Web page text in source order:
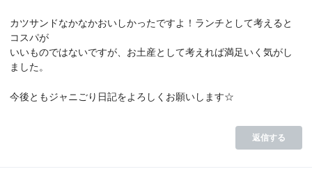
カツサンドなかなかおいしかったですよ！ランチとして考えると
コスパが
いいものではないですが、お土産として考えれば満足いく気がし
ました。
今後ともジャニごり日記をよろしくお願いします☆
返信する